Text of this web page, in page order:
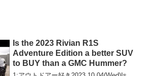
Is the 2023 Rivian R1S
Adventure Edition a better SUV
to BUY than a GMC Hummer?